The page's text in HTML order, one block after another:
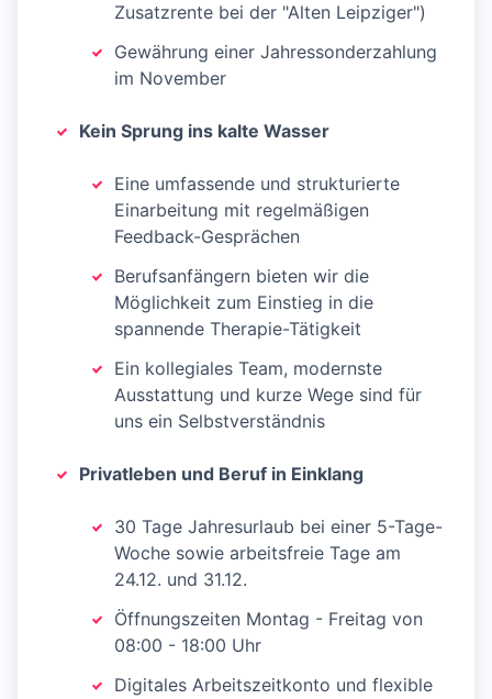
Zusatzrente bei der "Alten Leipziger")
Gewährung einer Jahressonderzahlung
im November
Kein Sprung ins kalte Wasser
Eine umfassende und strukturierte
Einarbeitung mit regelmäßigen
Feedback-Gesprächen
Berufsanfängern bieten wir die
Möglichkeit zum Einstieg in die
spannende Therapie-Tätigkeit
Ein kollegiales Team, modernste
Ausstattung und kurze Wege sind für
uns ein Selbstverständnis
Privatleben und Beruf in Einklang
30 Tage Jahresurlaub bei einer 5-Tage-
Woche sowie arbeitsfreie Tage am
24.12. und 31.12.
Öffnungszeiten Montag - Freitag von
08:00 - 18:00 Uhr
Digitales Arbeitszeitkonto und flexible